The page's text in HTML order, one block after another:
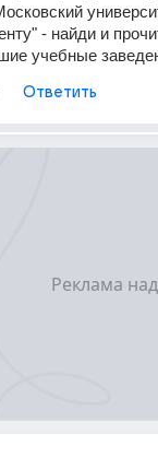
- найди и
учебные
Ответить